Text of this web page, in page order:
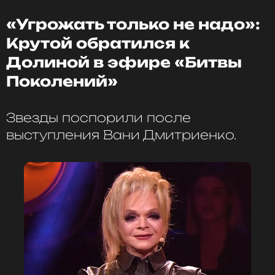
Игорь Крутой
Музыкант, Продюсер, Автор
Биография, последние новости
Фото: соцсети Игоря Крутого
Читайте нас в ВКонтакте, чтобы
оставаться в курсе событий
ПОДПИСАТЬСЯ
«Угрожать только не надо»:
Крутой обратился к
Долиной в эфире «Битвы
Поколений»
Звезды поспорили после
выступления Вани Дмитриенко.